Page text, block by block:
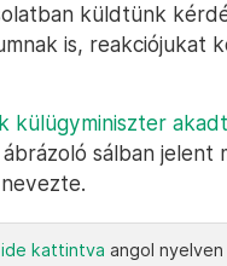
küldtünk
is, reakciójukat
külügyminiszter
sálban
ide kattintva angol